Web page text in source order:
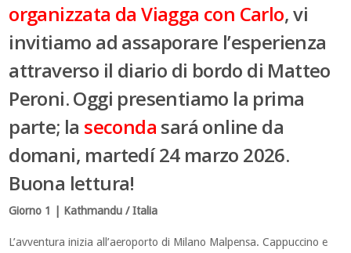
organizzata da Viagga con Carlo, vi
invitiamo ad assaporare l’esperienza
attraverso il diario di bordo di Matteo
Peroni. Oggi presentiamo la prima
parte; la seconda sará online da
domani, martedí 24 marzo 2026.
Buona lettura!
Giorno 1 | Kathmandu / Italia
L’avventura inizia all’aeroporto di Milano Malpensa. Cappuccino e